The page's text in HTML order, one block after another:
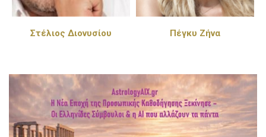
Στέλιος Διονυσίου Πέγκυ Ζήνα